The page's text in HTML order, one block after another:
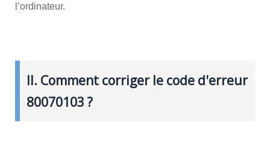
l’ordinateur.
II. Comment corriger le code d'erreur
80070103 ?